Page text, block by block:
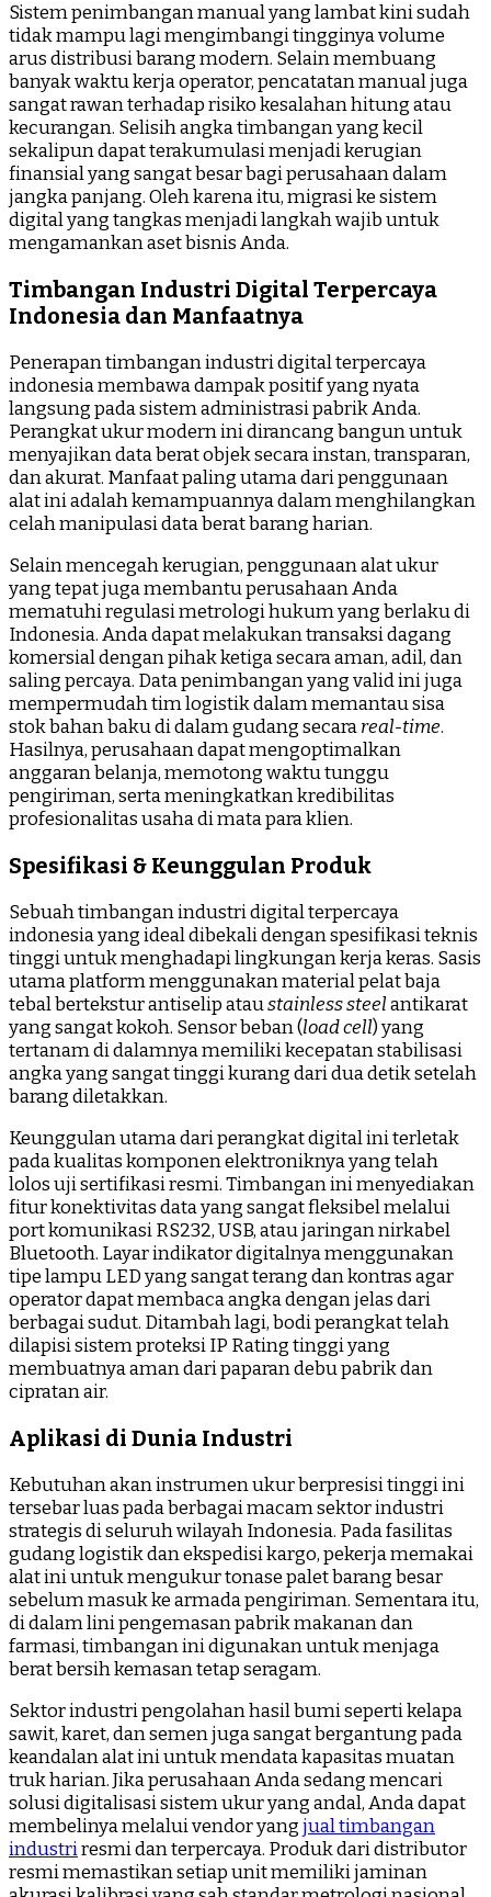
Sistem penimbangan manual yang lambat kini sudah
tidak mampu lagi mengimbangi tingginya volume
arus distribusi barang modern. Selain membuang
banyak waktu kerja operator, pencatatan manual juga
sangat rawan terhadap risiko kesalahan hitung atau
kecurangan. Selisih angka timbangan yang kecil
sekalipun dapat terakumulasi menjadi kerugian
finansial yang sangat besar bagi perusahaan dalam
jangka panjang. Oleh karena itu, migrasi ke sistem
digital yang tangkas menjadi langkah wajib untuk
mengamankan aset bisnis Anda.
Timbangan Industri Digital Terpercaya
Indonesia dan Manfaatnya
Penerapan timbangan industri digital terpercaya
indonesia membawa dampak positif yang nyata
langsung pada sistem administrasi pabrik Anda.
Perangkat ukur modern ini dirancang bangun untuk
menyajikan data berat objek secara instan, transparan,
dan akurat. Manfaat paling utama dari penggunaan
alat ini adalah kemampuannya dalam menghilangkan
celah manipulasi data berat barang harian.
Selain mencegah kerugian, penggunaan alat ukur
yang tepat juga membantu perusahaan Anda
mematuhi regulasi metrologi hukum yang berlaku di
Indonesia. Anda dapat melakukan transaksi dagang
komersial dengan pihak ketiga secara aman, adil, dan
saling percaya. Data penimbangan yang valid ini juga
mempermudah tim logistik dalam memantau sisa
stok bahan baku di dalam gudang secarareal-time.
Hasilnya, perusahaan dapat mengoptimalkan
anggaran belanja, memotong waktu tunggu
pengiriman, serta meningkatkan kredibilitas
profesionalitas usaha di mata para klien.
Spesifikasi & Keunggulan Produk
Sebuah timbangan industri digital terpercaya
indonesia yang ideal dibekali dengan spesifikasi teknis
tinggi untuk menghadapi lingkungan kerja keras. Sasis
utama platform menggunakan material pelat baja
tebal bertekstur antiselip ataustainless steelantikarat
yang sangat kokoh. Sensor beban (load cell) yang
tertanam di dalamnya memiliki kecepatan stabilisasi
angka yang sangat tinggi kurang dari dua detik setelah
barang diletakkan.
Keunggulan utama dari perangkat digital ini terletak
pada kualitas komponen elektroniknya yang telah
lolos uji sertifikasi resmi. Timbangan ini menyediakan
fitur konektivitas data yang sangat fleksibel melalui
port komunikasi RS232, USB, atau jaringan nirkabel
Bluetooth. Layar indikator digitalnya menggunakan
tipe lampu LED yang sangat terang dan kontras agar
operator dapat membaca angka dengan jelas dari
berbagai sudut. Ditambah lagi, bodi perangkat telah
dilapisi sistem proteksi IP Rating tinggi yang
membuatnya aman dari paparan debu pabrik dan
cipratan air.
Aplikasi di Dunia Industri
Kebutuhan akan instrumen ukur berpresisi tinggi ini
tersebar luas pada berbagai macam sektor industri
strategis di seluruh wilayah Indonesia. Pada fasilitas
gudang logistik dan ekspedisi kargo, pekerja memakai
alat ini untuk mengukur tonase palet barang besar
sebelum masuk ke armada pengiriman. Sementara itu,
di dalam lini pengemasan pabrik makanan dan
farmasi, timbangan ini digunakan untuk menjaga
berat bersih kemasan tetap seragam.
Sektor industri pengolahan hasil bumi seperti kelapa
sawit, karet, dan semen juga sangat bergantung pada
keandalan alat ini untuk mendata kapasitas muatan
truk harian. Jika perusahaan Anda sedang mencari
solusi digitalisasi sistem ukur yang andal, Anda dapat
membelinya melalui vendor yangjual timbangan
industriresmi dan terpercaya. Produk dari distributor
resmi memastikan setiap unit memiliki jaminan